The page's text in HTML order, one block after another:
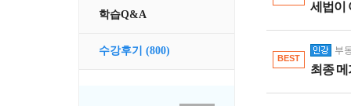
학습Q&A
수강후기 (800)
세법이
BEST
부
최종